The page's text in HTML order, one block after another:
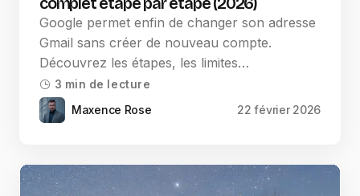
Google permet enfin de changer son adresse
Gmail sans créer de nouveau compte.
Découvrez les étapes, les limites…
3 min de lecture
Maxence Rose 22 février 2026